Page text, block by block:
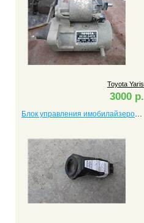
Toyota Yaris
3000 р.
Блок управления имобилайзером Yaris